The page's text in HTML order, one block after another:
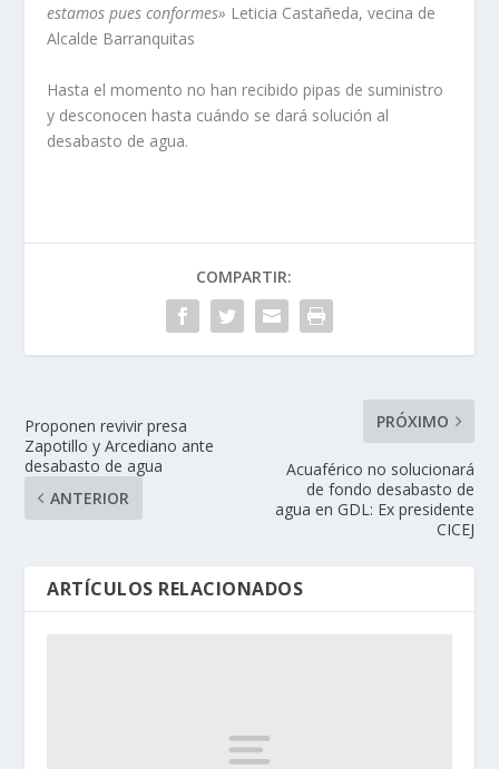
estamos pues conformes» Leticia Castañeda, vecina de
Alcalde Barranquitas
Hasta el momento no han recibido pipas de suministro
y desconocen hasta cuándo se dará solución al
desabasto de agua.
COMPARTIR:
Proponen revivir presa
Zapotillo y Arcediano ante
desabasto de agua
ANTERIOR
PRÓXIMO
Acuaférico no solucionará
de fondo desabasto de
agua en GDL: Ex presidente
CICEJ
ARTÍCULOS RELACIONADOS